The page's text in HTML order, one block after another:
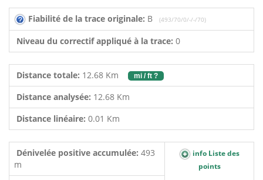
Fiabilité de la trace originale: B (493/70/0/-/-/70)
Niveau du correctif appliqué à la trace: 0
Distance totale: 12.68 Km mi / ft ?
Distance analysée: 12.68 Km
Distance linéaire: 0.01 Km
Dénivelée positive accumulée: 493
m
info Liste des
points